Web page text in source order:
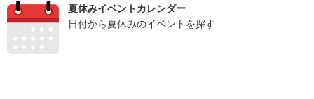
夏休みイベントカレンダー
日付から夏休みのイベントを探す